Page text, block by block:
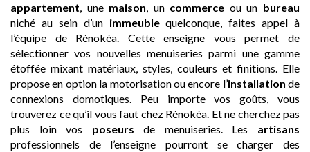
appartement, une maison, un commerce ou un bureau
niché au sein d’un immeublequelconque, faites appel à
l’équipe de Rénokéa. Cette enseigne vous permet de
sélectionner vos nouvelles menuiseries parmi une gamme
étoffée mixant matériaux, styles, couleurs et finitions. Elle
propose en option la motorisation ou encore l’installation de
connexions domotiques. Peu importe vos goûts, vous
trouverez ce qu’il vous faut chez Rénokéa. Et ne cherchez pas
plus loin vos poseurs de menuiseries. Les artisans
professionnels de l’enseigne pourront se charger des